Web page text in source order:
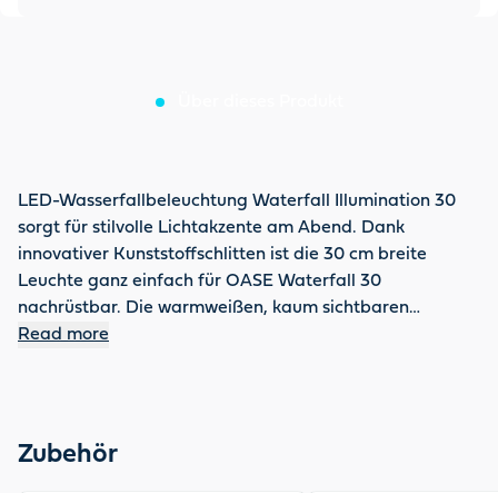
LED-Wasserfallbeleuchtung Waterfall Illumination 30
sorgt für stilvolle Lichtakzente am Abend. Dank
innovativer Kunststoffschlitten ist die 30 cm breite
Leuchte ganz einfach für OASE Waterfall 30
nachrüstbar. Die warmweißen, kaum sichtbaren
Leuchtdioden sorgen bei gerade 5 Watt für
Read more
Zubehör